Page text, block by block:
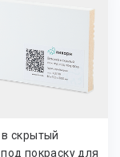
в скрытый
покраску для